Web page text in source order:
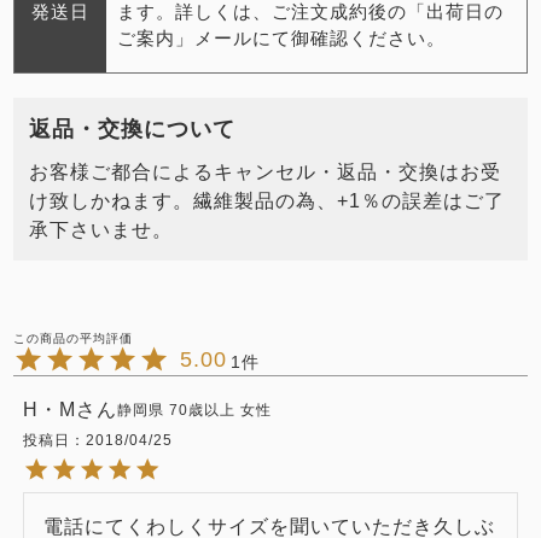
発送日
ます。詳しくは、ご注文成約後の「出荷日の
ご案内」メールにて御確認ください。
返品・交換について
お客様ご都合によるキャンセル・返品・交換はお受
け致しかねます。繊維製品の為、+1％の誤差はご了
承下さいませ。
5.00 1
H・M 静岡県 70歳以上 女性
投稿日
2018/04/25
電話にてくわしくサイズを聞いていただき久しぶ